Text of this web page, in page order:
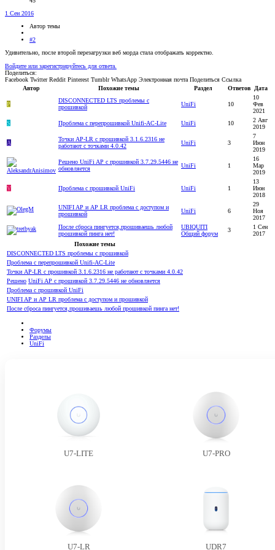
1 Сен 2016
Автор темы
#2
Удивительно, после второй перезагрузки веб морда стала отображать корректно.
Войдите или зарегистрируйтесь для ответа.
Поделиться:
Facebook Twitter Reddit Pinterest Tumblr WhatsApp Электронная почта Поделиться Ссылка
Автор
Похожие темы Раздел Ответов Дата
P
DISCONNECTED LTS проблемы с
прошивкой
UniFi 10
10
Фев
2021
S
Проблема с перепрошивкой Unifi-AC-Lite UniFi 10
2 Авг
2019
A
Точки AP-LR с прошивкой 3.1.6.2316 не
работают с точками 4.0.42
UniFi 3
7
Июн
2019
Решено UniFi AP с прошивкой 3.7.29.5446 не
обновляется
UniFi 1
16
Мар
2019
V Проблема с прошивкой UniFi UniFi 1
13
Июн
2018
UNIFI AP и AP LR проблема с доступом и
прошивкой
UniFi 6
29
Ноя
2017
После сброса пингуется,прошиваешь любой
прошивкой пинга нет!
UBIQUITI
Общий форум
3
1 Сен
2017
Похожие темы
DISCONNECTED LTS проблемы с прошивкой
Проблема с перепрошивкой Unifi-AC-Lite
Точки AP-LR с прошивкой 3.1.6.2316 не работают с точками 4.0.42
Решено UniFi AP с прошивкой 3.7.29.5446 не обновляется
Проблема с прошивкой UniFi
UNIFI AP и AP LR проблема с доступом и прошивкой
После сброса пингуется,прошиваешь любой прошивкой пинга нет!
Форумы
Разделы
UniFi
U7-LITE U7-PRO
U7-LR UDR7